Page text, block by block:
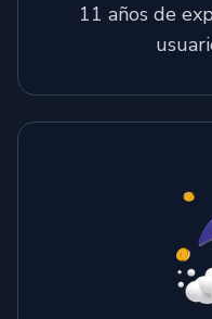
11 años de